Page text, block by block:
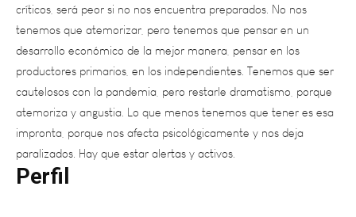
desarrollo económico de la mejor manera, pensar en los
productores primarios, en los independientes. Tenemos que ser
cautelosos con la pandemia, pero restarle dramatismo, porque
atemoriza y angustia. Lo que menos tenemos que tener es esa
impronta, porque nos afecta psicológicamente y nos deja
paralizados. Hay que estar alertas y activos.
Perfil